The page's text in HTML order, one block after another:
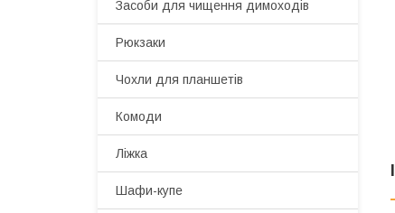
Засоби для чищення димоходів
Рюкзаки
Чохли для планшетів
Комоди
Ліжка
Шафи-купе